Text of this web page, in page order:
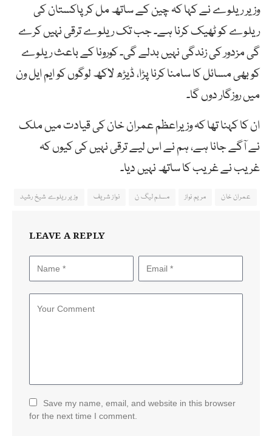
وزیر ریلوے نے کہا کہ چین کے ساتھ مل کر پاکستان کی
ریلوے کو ٹھیک کرنا ہے۔ جب تک ریلوے ترقی نہیں کرے
گی مزدور کی زندگی نہیں بدلے گی۔ کورونا کے باعث ریلوے
کو بھی مسائل کا سامنا کرنا پڑا، ڈیڑھ لاکھ لوگوں کو ایم ایل ون
میں روزگار دوں گا۔
ان کا کہنا تھا کہ وزیراعظم عمران خان کی قیادت میں ملک
نے آگے جانا ہے، ہم نے اس لیے ترقی نہیں کی کیوں کہ
غریب نے غریب کا ساتھ نہیں دیا۔
عمران خان مریم نواز مسلم لیگ ن نواز شریف وزیر ریلوے شیخ رشید
LEAVE A REPLY
Save my name, email, and website in this browser
for the next time I comment.